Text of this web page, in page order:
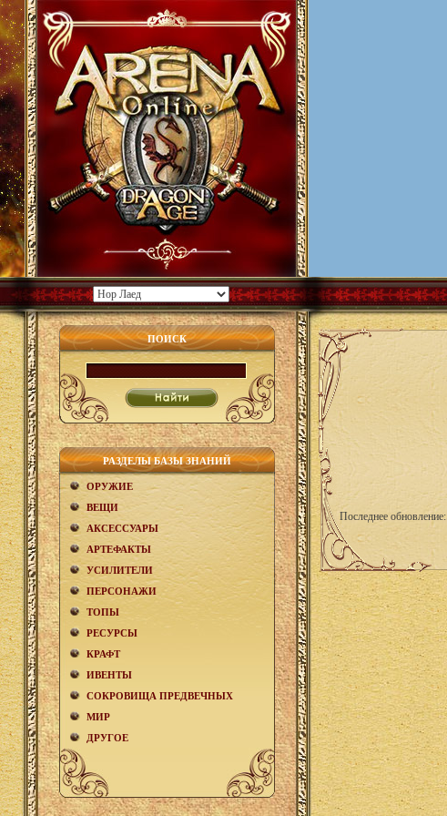
ПОИСК
РАЗДЕЛЫ БАЗЫ ЗНАНИЙ
ОРУЖИЕ
ВЕЩИ
АКCЕСCУАРЫ
АРТЕФАКТЫ
УСИЛИТЕЛИ
ПЕРСОНАЖИ
ТОПЫ
РЕСУРСЫ
КРАФТ
ИВЕНТЫ
СОКРОВИЩА ПРЕДВЕЧНЫХ
МИР
ДРУГОЕ
Последнее обновление: